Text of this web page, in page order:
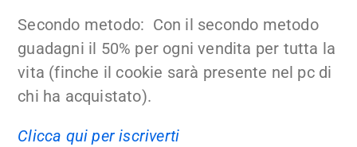
Secondo metodo: Con il secondo metodo
guadagni il 50% per ogni vendita per tutta la
vita (finche il cookie sarà presente nel pc di
chi ha acquistato).
Clicca qui per iscriverti